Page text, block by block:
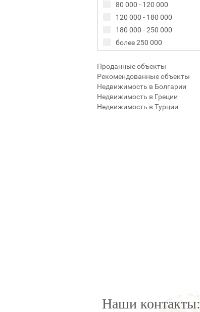
80 000 - 120 000
120 000 - 180 000
180 000 - 250 000
более 250 000
Проданные объекты
Рекомендованные объекты
Недвижимость в Болгарии
Недвижимость в Греции
Недвижимость в Турции
Наши контакты: